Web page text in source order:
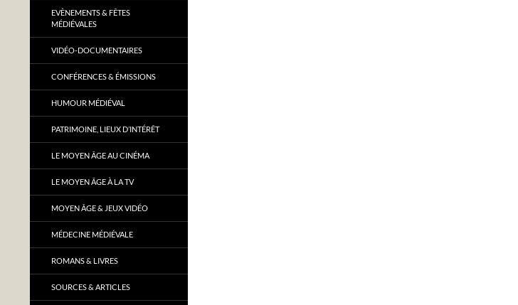
EVÈNEMENTS & FÊTES
MÉDIÉVALES
VIDÉO-DOCUMENTAIRES
CONFÉRENCES & ÉMISSIONS
HUMOUR MÉDIÉVAL
PATRIMOINE, LIEUX D’INTÉRÊT
LE MOYEN ÂGE AU CINÉMA
LE MOYEN ÂGE À LA TV
MOYEN ÂGE & JEUX VIDÉO
MÉDECINE MÉDIÉVALE
ROMANS & LIVRES
SOURCES & ARTICLES